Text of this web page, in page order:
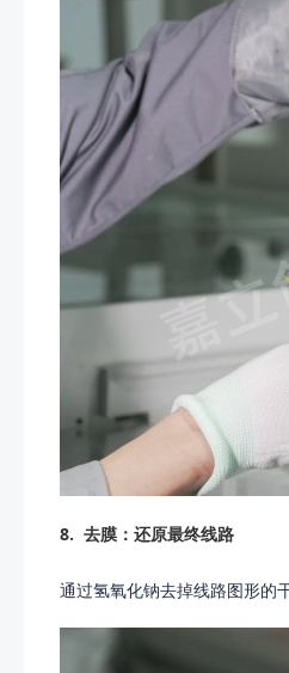
8. 去膜：还原最终线路
通过氢氧化钠去掉线路图形的